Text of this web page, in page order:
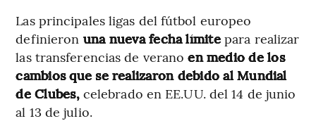
Las principales ligas del fútbol europeo
definieron una nueva fecha límitepara realizar
las transferencias de veranoen medio de los
cambios que se realizaron debido al Mundial
de Clubes,celebrado en EE.UU. del 14 de junio
al 13 de julio.